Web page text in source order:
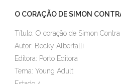
O CORAÇÃO DE SIMON
Título: O coração de Simon
Autor: Becky Albertalli
Editora: Porto Editora
Tema: Young Adult